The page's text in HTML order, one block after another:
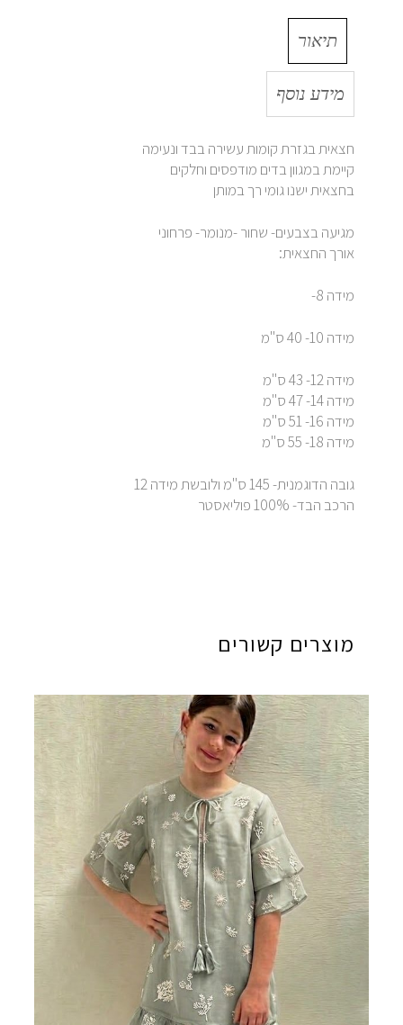
תיאור
מידע נוסף
חצאית בגזרת קומות עשירה בבד ונעימה
קיימת במגוון בדים מודפסים וחלקים
בחצאית ישנו גומי רך במותן
מגיעה בצבעים- שחור -מנומר- פרחוני
אורך החצאית:
מידה 8-
מידה 10- 40 ס"מ
מידה 12- 43 ס"מ
מידה 14- 47 ס"מ
מידה 16- 51 ס"מ
מידה 18- 55 ס"מ
גובה הדוגמנית- 145 ס"מ ולובשת מידה 12
הרכב הבד- 100% פוליאסטר
מוצרים קשורים